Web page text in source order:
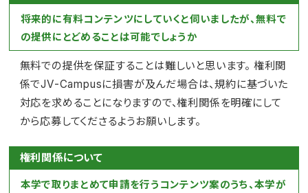
将来的に有料コンテンツにしていくと伺いましたが、無料で
の提供にとどめることは可能でしょうか
無料での提供を保証することは難しいと思います。 権利関
係でJV-Campusに損害が及んだ場合は、規約に基づいた
対応を求めることになりますので、権利関係を明確にして
から応募してくださるようお願いします。
権利関係について
本学で取りまとめて申請を行うコンテンツ案のうち、本学が